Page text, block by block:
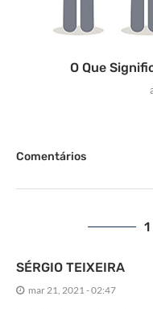
O Que
Comentários
SÉRGIO TEIXEIRA
mar 21, 2021 - 02:47